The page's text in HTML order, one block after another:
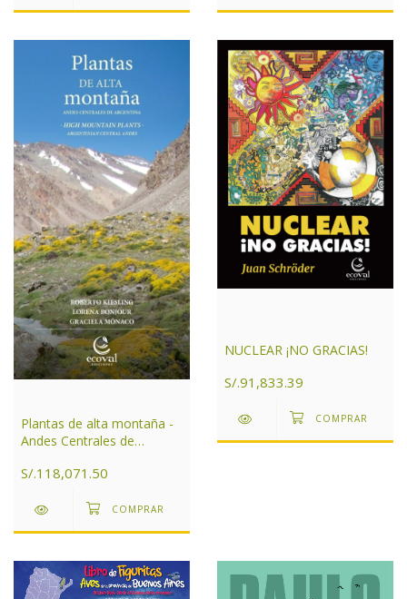
Plantas de alta montaña -
Andes Centrales de
S/.118,071.50
NUCLEAR ¡NO GRACIAS!
S/.91,833.39